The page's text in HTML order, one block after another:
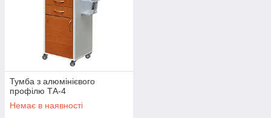
Тумба з алюмінієвого
профілю ТА-4
Немає в наявності